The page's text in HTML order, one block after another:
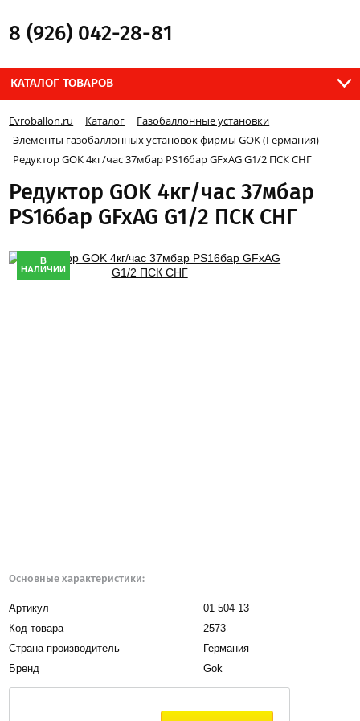
8 (926) 042-28-81
КАТАЛОГ ТОВАРОВ
Evroballon.ru Каталог
Газобаллонные установки
Элементы газобаллонных установок фирмы GOK (Германия)
Редуктор GOK 4кг/час 37мбар PS16бар GFxAG G1/2 ПСК СНГ
Редуктор GOK 4кг/час 37мбар
PS16бар GFxAG G1/2 ПСК СНГ
В
НАЛИЧИИ
Основные характеристики:
Артикул
01 504 13
Код товара
2573
Страна производитель
Германия
Бренд
Gok